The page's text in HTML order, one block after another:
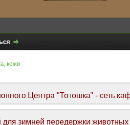
кожи
Центра "Тотошка" - сеть
зимней передержки животных